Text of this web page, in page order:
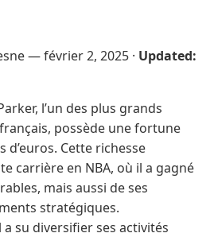
—février 2, 2025 · Updated:
l’un des plus grands
possède une fortune
d’euros. Cette richesse
carrière en NBA, où il a gagné
mais aussi de ses
stratégiques.
su diversifier ses activités